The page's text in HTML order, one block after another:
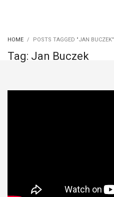
HOME POSTS TAGGED "JAN BUCZEK"
Tag: Jan Buczek